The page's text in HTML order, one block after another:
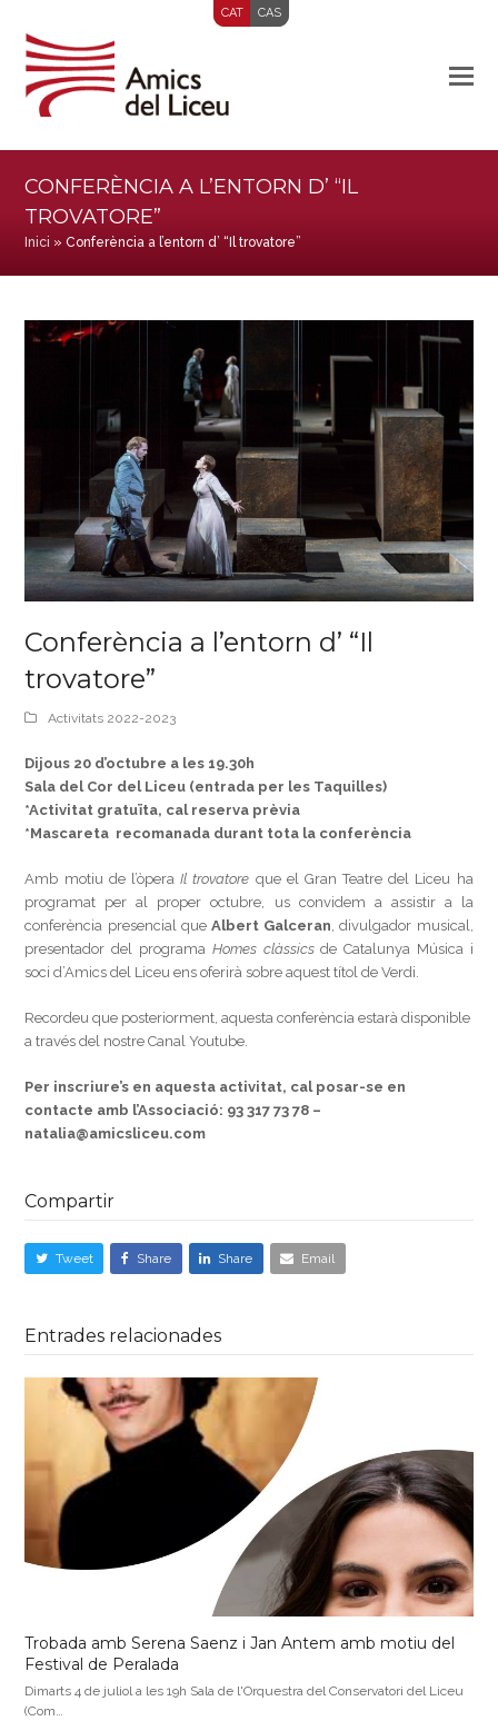
CAT CAS
CONFERÈNCIA A L’ENTORN D’ “IL
TROVATORE”
Inici »Conferència a l’entorn d’ “Il trovatore”
Conferència a l’entorn d’ “Il
trovatore”
Activitats 2022-2023
Dijous 20 d’octubre a les 19.30h
Sala del Cor del Liceu (entrada per les Taquilles)
*Activitat gratuïta, cal reserva prèvia
*Mascareta recomanada durant tota la conferència
Amb motiu de l’òperaIl trovatore que el Gran Teatre del Liceu ha
programat per al proper octubre, us convidem a assistir a la
conferència presencial que Albert Galceran, divulgador musical,
presentador del programa Homes clàssicsde Catalunya Música i
soci d’Amics del Liceu ens oferirà sobre aquest títol de Verdi.
Recordeu que posteriorment, aquesta conferència estarà disponible
a través del nostre Canal Youtube.
Per inscriure’s en aquesta activitat, cal posar-se en
contacte amb l’Associació: 93 317 73 78 –
natalia@amicsliceu.com
Compartir
Tweet Share Share Email
Entrades relacionades
Trobada amb Serena Saenz i Jan Antem amb motiu del
Festival de Peralada
Dimarts 4 de juliol a les 19h Sala de l'Orquestra del Conservatori del Liceu
(Com…